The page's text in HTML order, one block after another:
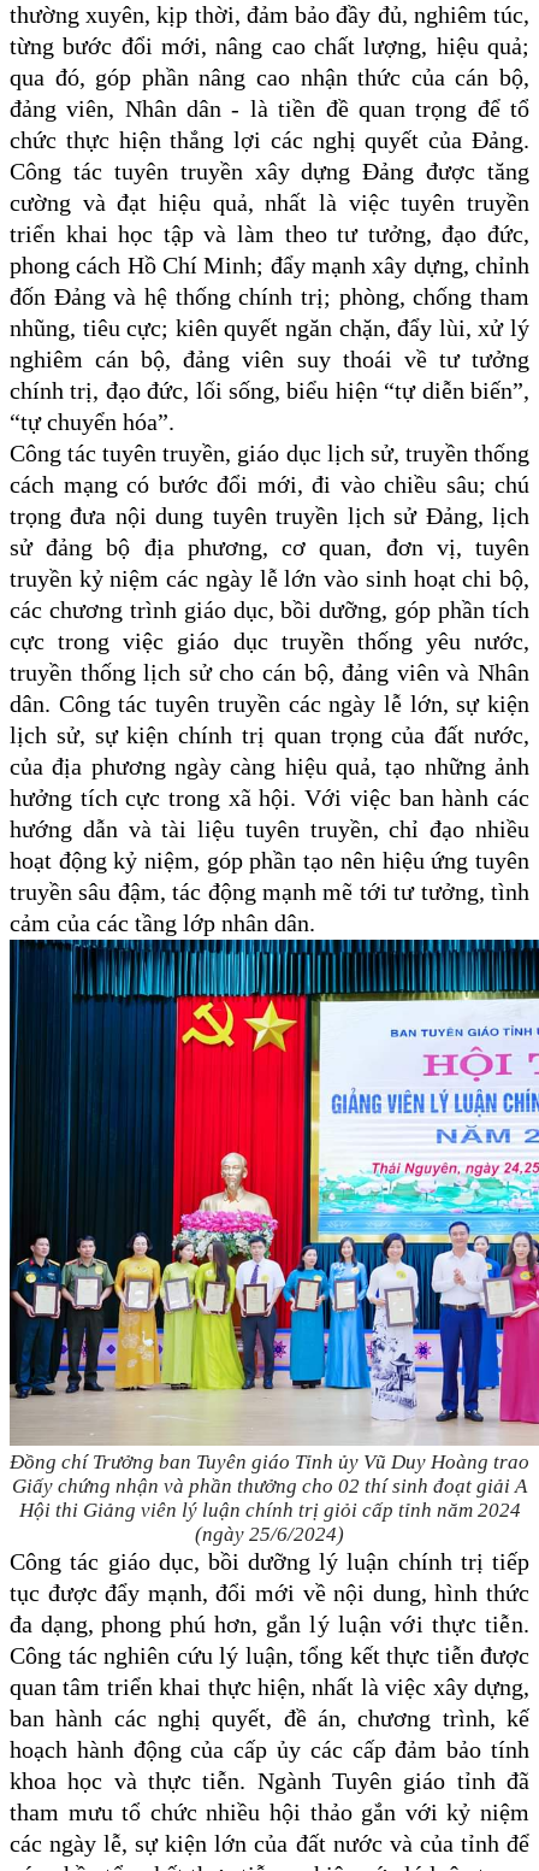
thường xuyên, kịp thời, đảm bảo đầy đủ, nghiêm túc,
từng bước đổi mới, nâng cao chất lượng, hiệu quả;
qua đó, góp phần nâng cao nhận thức của cán bộ,
đảng viên, Nhân dân - là tiền đề quan trọng để tổ
chức thực hiện thắng lợi các nghị quyết của Đảng.
Công tác tuyên truyền xây dựng Đảng được tăng
cường và đạt hiệu quả, nhất là việc tuyên truyền
triển khai học tập và làm theo tư tưởng, đạo đức,
phong cách Hồ Chí Minh; đẩy mạnh xây dựng, chỉnh
đốn Đảng và hệ thống chính trị; phòng, chống tham
nhũng, tiêu cực; kiên quyết ngăn chặn, đẩy lùi, xử lý
nghiêm cán bộ, đảng viên suy thoái về tư tưởng
chính trị, đạo đức, lối sống, biểu hiện “tự diễn biến”,
“tự chuyển hóa”.
Công tác tuyên truyền, giáo dục lịch sử, truyền thống
cách mạng có bước đổi mới, đi vào chiều sâu; chú
trọng đưa nội dung tuyên truyền lịch sử Đảng, lịch
sử đảng bộ địa phương, cơ quan, đơn vị, tuyên
truyền kỷ niệm các ngày lễ lớn vào sinh hoạt chi bộ,
các chương trình giáo dục, bồi dưỡng, góp phần tích
cực trong việc giáo dục truyền thống yêu nước,
truyền thống lịch sử cho cán bộ, đảng viên và Nhân
dân. Công tác tuyên truyền các ngày lễ lớn, sự kiện
lịch sử, sự kiện chính trị quan trọng của đất nước,
của địa phương ngày càng hiệu quả, tạo những ảnh
hưởng tích cực trong xã hội. Với việc ban hành các
hướng dẫn và tài liệu tuyên truyền, chỉ đạo nhiều
hoạt động kỷ niệm, góp phần tạo nên hiệu ứng tuyên
truyền sâu đậm, tác động mạnh mẽ tới tư tưởng, tình
cảm của các tầng lớp nhân dân.
Đồng chí Trưởng ban Tuyên giáo Tỉnh ủy Vũ Duy Hoàng trao
Giấy chứng nhận và phần thưởng cho 02 thí sinh đoạt giải A
Hội thi Giảng viên lý luận chính trị giỏi cấp tỉnh năm 2024
(ngày 25/6/2024)
Công tác giáo dục, bồi dưỡng lý luận chính trị tiếp
tục được đẩy mạnh, đổi mới về nội dung, hình thức
đa dạng, phong phú hơn, gắn lý luận với thực tiễn.
Công tác nghiên cứu lý luận, tổng kết thực tiễn được
quan tâm triển khai thực hiện, nhất là việc xây dựng,
ban hành các nghị quyết, đề án, chương trình, kế
hoạch hành động của cấp ủy các cấp đảm bảo tính
khoa học và thực tiễn. Ngành Tuyên giáo tỉnh đã
tham mưutổ chức nhiều hội thảo gắn với kỷ niệm
các ngày lễ, sự kiện lớn của đất nước và của tỉnh để